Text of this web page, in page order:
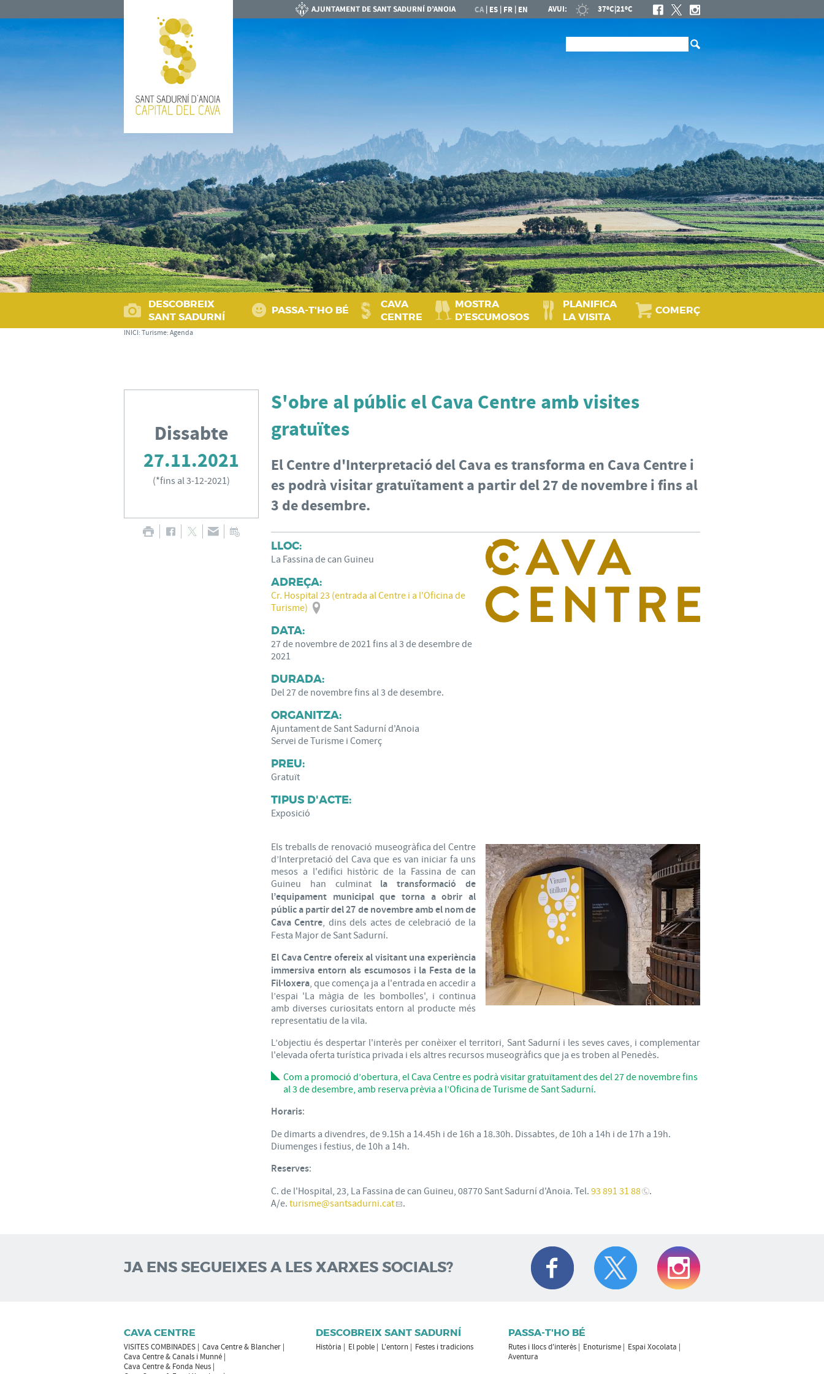
CA| ES | FR | EN AVUI: 37ºC|21ºC
DESCOBREIX
SANT SADURNÍ
PASSA‑T'HO BÉ
CAVA
CENTRE
MOSTRA
D'ESCUMOSOS
PLANIFICA
LA VISITA
COMERÇ
INICI: Turisme: Agenda
Dissabte
27.11.2021
(*fins al 3-12-2021)
S'obre al públic el Cava Centre amb visites
gratuïtes
El Centre d'Interpretació del Cava es transforma en Cava Centre i
es podrà visitar gratuïtament a partir del 27 de novembre i fins al
3 de desembre.
LLOC:
La Fassina de can Guineu
ADREÇA:
Cr. Hospital 23 (entrada al Centre i a l'Oficina de
Turisme)
DATA:
27de novembrede2021 fins al3 dedesembrede
2021
DURADA:
Del 27 de novembre fins al 3 de desembre.
ORGANITZA:
Ajuntament de Sant Sadurní d'Anoia
Servei de Turisme i Comerç
PREU:
Gratuït
TIPUS D'ACTE:
Exposició
Els treballs de renovació museogràfica del Centre
d’Interpretació del Cava que es van iniciar fa uns
mesos a l'edifici històric de la Fassina de can
Guineu han culminat la transformació de
l’equipament municipal que torna a obrir al
públic a partir del 27 de novembre amb el nom de
Cava Centre, dins dels actes de celebració de la
Festa Major de Sant Sadurní.
El Cava Centre ofereix al visitant una experiència
immersiva entorn als escumosos i la Festa de la
Fil·loxera, que comença ja a l'entrada en accedir a
l’espai 'La màgia de les bombolles', i continua
amb diverses curiositats entorn al producte més
representatiu de la vila.
L’objectiu és despertar l'interès per conèixer el territori, Sant Sadurní i les seves caves, i complementar
l'elevada oferta turística privada i els altres recursos museogràfics que ja es troben al Penedès.
Com a promoció d’obertura, el Cava Centre es podrà visitar gratuïtament des del 27 de novembre fins
al 3 de desembre, amb reserva prèvia a l’Oficina de Turisme de Sant Sadurní.
Horaris:
De dimarts a divendres, de 9.15h a 14.45h i de 16h a 18.30h. Dissabtes, de 10h a 14h i de 17h a 19h.
Diumenges i festius, de 10h a 14h.
Reserves:
C. de l'Hospital, 23, La Fassina de can Guineu, 08770 Sant Sadurní d'Anoia. Tel. 93 891 31 88
.
A/e. turisme@santsadurni.cat .
JA ENS SEGUEIXES A LES XARXES SOCIALS?
CAVA CENTRE
VISITES COMBINADES
Cava Centre & Blancher
Cava Centre & Canals i Munné
Cava Centre & Fonda Neus
DESCOBREIX SANT SADURNÍ
Història El poble L'entorn Festes i tradicions
PASSA-T'HO BÉ
Rutes i llocs d'interès Enoturisme
Espai Xocolata
Aventura